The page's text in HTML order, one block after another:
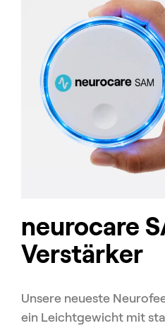
neurocare
Verstärker
Unsere neueste
ein Leichtgewicht mit